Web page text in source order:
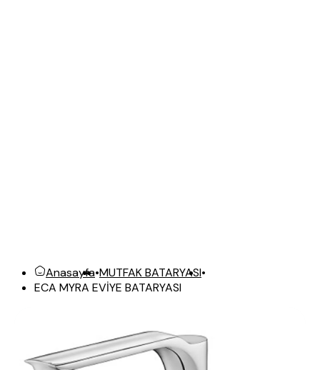
Anasayfa•MUTFAK BATARYASI•
ECA MYRA EVİYE BATARYASI